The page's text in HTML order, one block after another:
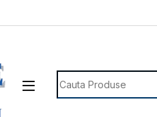
Search for: